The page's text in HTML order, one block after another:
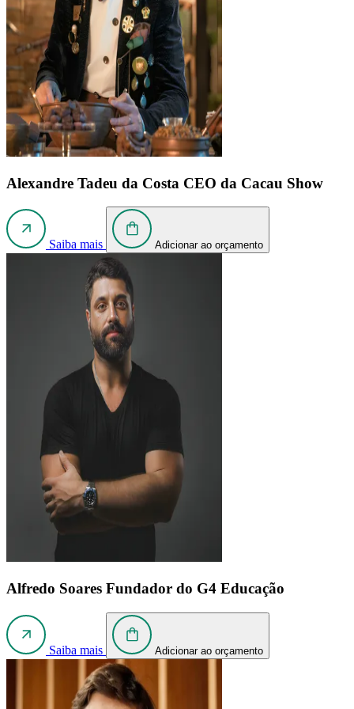
Alexandre Tadeu da Costa CEO da Cacau Show
Saiba mais Adicionar ao orçamento
Alfredo Soares Fundador do G4 Educação
Saiba mais Adicionar ao orçamento